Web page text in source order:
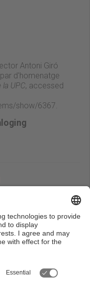
Antoni Giró
d'homenatge
la UPC, accessed
show/6367
on this work is
license:Attribution-